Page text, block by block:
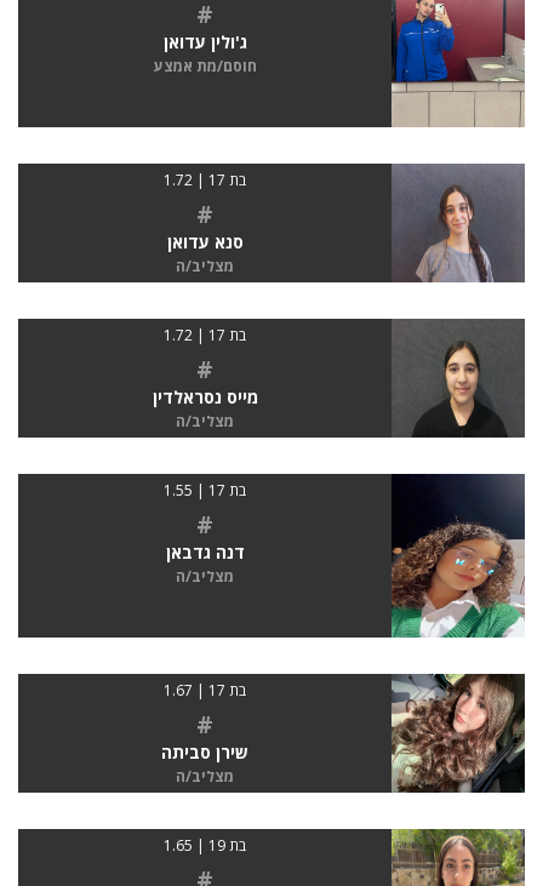
#
ג'ולין עדואן
חוסם/מת אמצע
בת 17 | 1.72
#
סנא עדואן
מצליב/ה
בת 17 | 1.72
#
מייס נסראלדין
מצליב/ה
בת 17 | 1.55
#
דנה גדבאן
מצליב/ה
בת 17 | 1.67
#
שירן סביתה
מצליב/ה
בת 19 | 1.65